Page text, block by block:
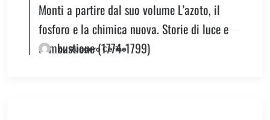
Monti a partire dal suo volume L’azoto, il
fosforo e la chimica nuova. Storie di luce e
combustione (1774-1799)
by Ruggero Cerino